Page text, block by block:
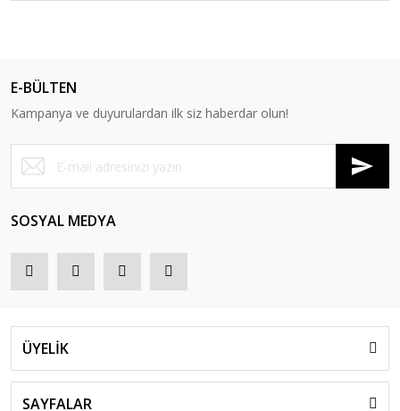
E-BÜLTEN
Kampanya ve duyurulardan ilk siz haberdar olun!
SOSYAL MEDYA
ÜYELİK
SAYFALAR